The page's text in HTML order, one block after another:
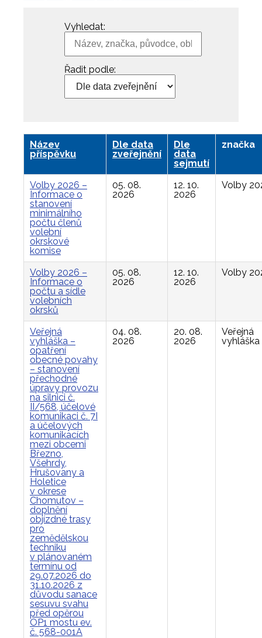
Vyhledat:
Řadit podle:
Název
příspěvku
Dle data
zveřejnění
Dle
data
sejmutí
značka
Volby 2026 –
Informace o
stanovení
minimálního
počtu členů
volební
okrskové
komise
05. 08.
2026
12. 10.
2026
Volby
Volby 2026 –
Informace o
počtu a sídle
volebních
okrsků
05. 08.
2026
12. 10.
2026
Volby
Veřejná
vyhláška –
opatření
obecné povahy
– stanovení
přechodné
úpravy provozu
na silnici č.
II/568, účelové
komunikaci č. 7I
a účelových
komunikacích
mezi obcemi
Březno,
Všehrdy,
Hrušovany a
Holetice
v okrese
Chomutov –
doplnění
objízdné trasy
pro
zemědělskou
techniku
v plánovaném
termínu od
29.07.2026 do
31.10.2026 z
důvodu sanace
sesuvu svahu
před opěrou
OP1 mostu ev.
č. 568-001A
04. 08.
2026
20. 08.
2026
Veřejná
vyhláška